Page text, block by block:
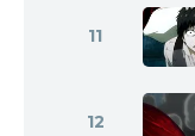
11
12